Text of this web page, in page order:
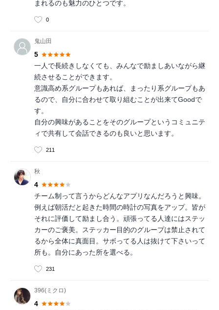
まれるのも魅力のひとつです。
0
鬼山田
5
一人で長続きしなくても、みんなで励ましあいながら継
続させることができます。
意識高め系グループもあれば、まったり系グループもあ
るので、自分に合わせて取り組むことが出来てGoodで
す。
自分の興味があることをそのグループというコミュニテ
ィで共有して会話できるのも良いと思います。
211
秋
4
チーム制って言うからどんなアプリなんだろうと興味。
例えば朝活だと起きた時間の時計の写真をアップ。皆が
それに評価して励まし合う。頑張ってる人達にはステッ
カーのご褒美。ステッカー目的のグループは禁止されて
るから全体に真面目。サボってる人は抜けて下さいって
所も。自分にあった所を選べる。
231
396(ミクロ)
4